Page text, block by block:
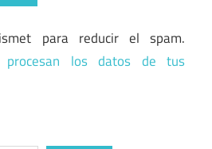
para reducir el spam.
procesan los datos de tus